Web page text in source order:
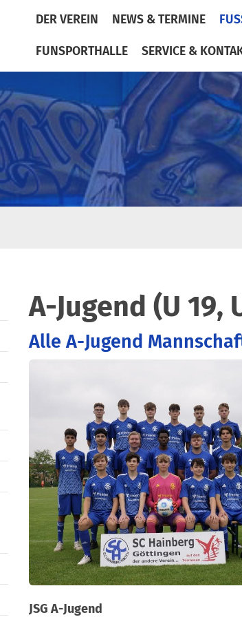
DER VEREIN NEWS & TERMINE
FUNSPORTHALLE SERVICE &
A-Jugend (U 19,
Alle A-Jugend
JSG A-Jugend